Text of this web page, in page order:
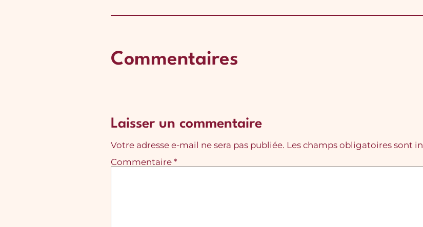
Commentaires
Laisser un commentaire
Votre adresse e-mail ne sera pas publiée. Les champs obligatoires sont
Commentaire *